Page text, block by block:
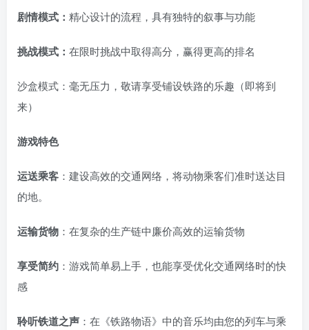
剧情模式： 精心设计的流程，具有独特的叙事与功能
挑战模式： 在限时挑战中取得高分，赢得更高的排名
沙盒模式：毫无压力，敬请享受铺设铁路的乐趣（即将到
来）
游戏特色
运送乘客 ：建设高效的交通网络，将动物乘客们准时送达目
的地。
运输货物 ：在复杂的生产链中廉价高效的运输货物
享受简约 ：游戏简单易上手，也能享受优化交通网络时的快
感
聆听铁道之声 ：在《铁路物语》中的音乐均由您的列车与乘